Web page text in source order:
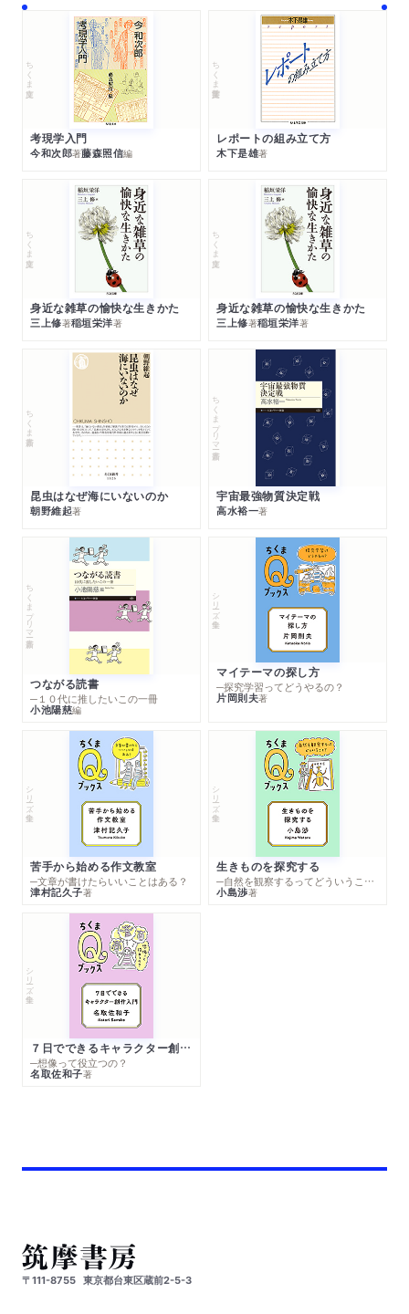
ちくま文庫
考現学入門
今和次郎著藤森照信編
ちくま学芸文庫
レポートの組み立て方
木下是雄著
ちくま文庫
身近な雑草の愉快な生きかた
三上修著稲垣栄洋著
ちくま文庫
身近な雑草の愉快な生きかた
三上修著稲垣栄洋著
ちくま新書
昆虫はなぜ海にいないのか
朝野維起著
ちくまプリマー新書
宇宙最強物質決定戦
高水裕一著
ちくまプリマー新書
つながる読書
─１０代に推したいこの一冊
小池陽慈編
シリーズ・全集
マイテーマの探し方
─探究学習ってどうやるの？
片岡則夫著
シリーズ・全集
苦手から始める作文教室
─文章が書けたらいいことはある？
津村記久子著
シリーズ・全集
生きものを探究する
─自然を観察するってどういうこと？
小島渉著
シリーズ・全集
７日でできるキャラクター創作入門
─想像って役立つの？
名取佐和子著
〒111-8755 東京都台東区蔵前2-5-3